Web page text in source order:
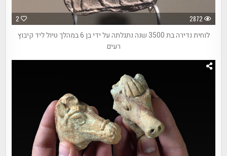
2 2872
לוחית נדירה בת 3500 שנה נתגלתה על ידי בן 6 במהלך טיול ליד קיבוץ
רעים